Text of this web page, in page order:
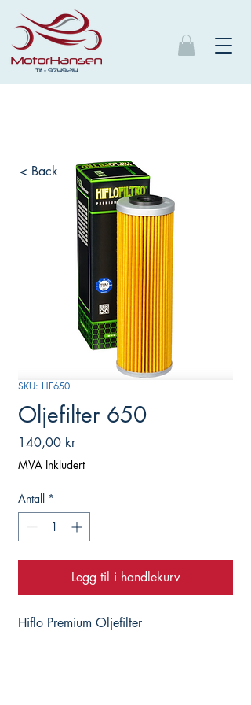
SKU: HF650
Oljefilter 650
140,00 krPris
MVA Inkludert
Antall *
Legg til i handlekurv
Hiflo Premium Oljefilter
< Back